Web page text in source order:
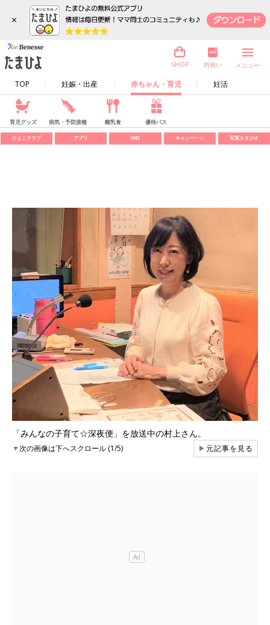
×
TOP 妊娠・出産 赤ちゃん・育児 妊活
SHOP 内祝い メニュー
育児グッズ 病気・予防接種 離乳食 優待パス
ひよこクラブ アプリ SNS キャンペーン 写真スタジオ
「みんなの子育て☆深夜便」を放送中の村上さん。
▼次の画像は下へスクロール (1/5) ▶元記事を見る